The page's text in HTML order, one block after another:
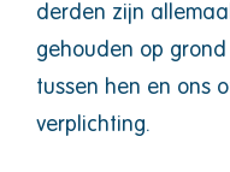
derden zijn
gehouden op
tussen hen en ons
verplichting.